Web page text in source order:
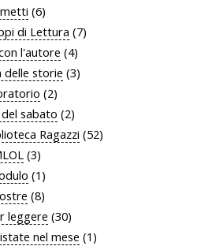
(6)
di Lettura (7)
l'autore (4)
delle storie (3)
(2)
sabato (2)
Ragazzi (52)
(3)
(1)
(8)
leggere (30)
nel mese (1)